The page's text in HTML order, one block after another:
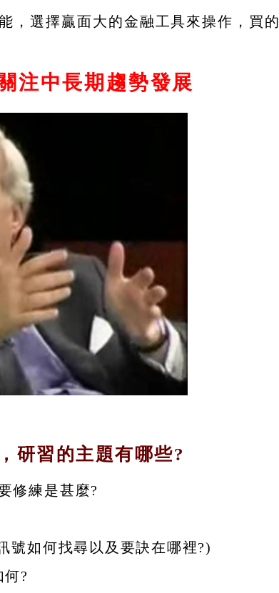
，選擇贏面大的金融工具來操作，買的
注中長期趨勢發展
研習的主題有哪些?
修練是甚麼?
號如何找尋以及要訣在哪裡?)
?